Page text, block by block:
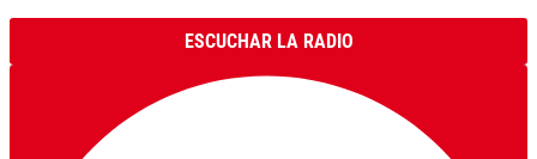
ESCUCHAR LA RADIO